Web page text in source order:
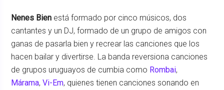
Nenes Bien está formado por cinco músicos, dos
cantantes y un DJ, formado de un grupo de amigos con
ganas de pasarla bien y recrear las canciones que los
hacen bailar y divertirse. La banda reversiona canciones
de grupos uruguayos de cumbia como Rombai,
Márama,Vi-Em, quienes tienen canciones sonando en